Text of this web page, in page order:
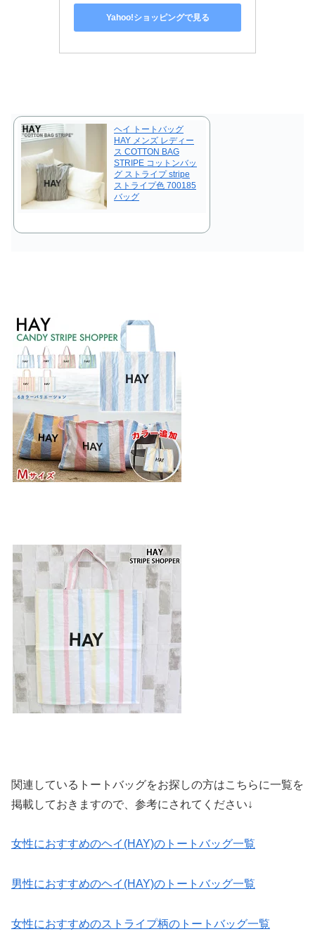
Yahoo!ショッピングで見る
ヘイ トートバッグ
HAY メンズ レディー
ス COTTON BAG
STRIPE コットンバッ
グ ストライプ stripe
ストライプ色 700185
バッグ
関連しているトートバッグをお探しの方はこちらに一覧を
掲載しておきますので、参考にされてください↓
女性におすすめのヘイ(HAY)のトートバッグ一覧
男性におすすめのヘイ(HAY)のトートバッグ一覧
女性におすすめのストライプ柄のトートバッグ一覧